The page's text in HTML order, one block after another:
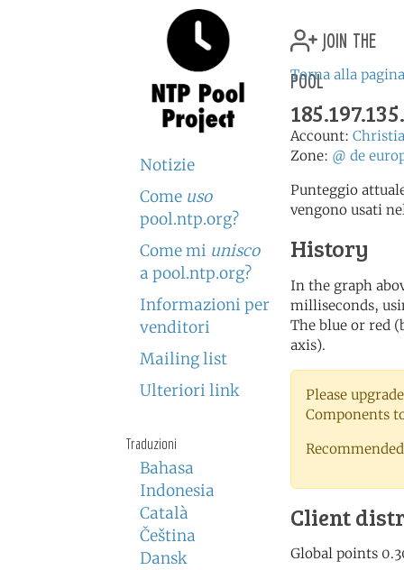
Notizie
Come uso
pool.ntp.org?
Come mi unisco
a pool.ntp.org?
Informazioni per
venditori
Mailing list
Ulteriori link
Traduzioni
Bahasa
Indonesia
Català
Čeština
Dansk
join the
pool
Torna alla
Account:
Zone: @ de
Punteggio
vengono usati
History
In the graph
milliseconds,
The blue or red
axis).
Please
Components
Client